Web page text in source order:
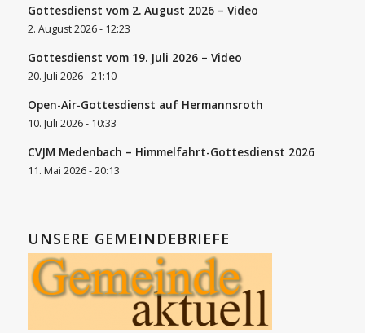
Gottesdienst vom 2. August 2026 – Video
2. August 2026 - 12:23
Gottesdienst vom 19. Juli 2026 – Video
20. Juli 2026 - 21:10
Open-Air-Gottesdienst auf Hermannsroth
10. Juli 2026 - 10:33
CVJM Medenbach – Himmelfahrt-Gottesdienst 2026
11. Mai 2026 - 20:13
UNSERE GEMEINDEBRIEFE